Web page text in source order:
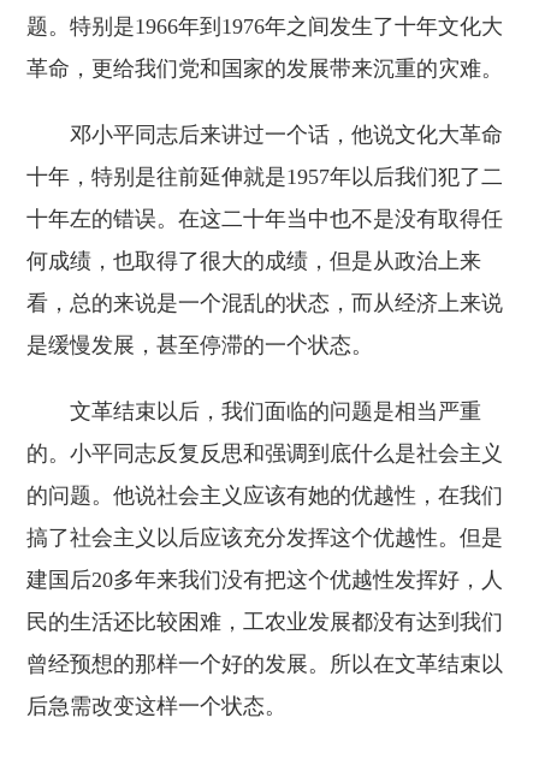
题。特别是1966年到1976年之间发生了十年文化大
革命，更给我们党和国家的发展带来沉重的灾难。
邓小平同志后来讲过一个话，他说文化大革命
十年，特别是往前延伸就是1957年以后我们犯了二
十年左的错误。在这二十年当中也不是没有取得任
何成绩，也取得了很大的成绩，但是从政治上来
看，总的来说是一个混乱的状态，而从经济上来说
是缓慢发展，甚至停滞的一个状态。
文革结束以后，我们面临的问题是相当严重
的。小平同志反复反思和强调到底什么是社会主义
的问题。他说社会主义应该有她的优越性，在我们
搞了社会主义以后应该充分发挥这个优越性。但是
建国后20多年来我们没有把这个优越性发挥好，人
民的生活还比较困难，工农业发展都没有达到我们
曾经预想的那样一个好的发展。所以在文革结束以
后急需改变这样一个状态。